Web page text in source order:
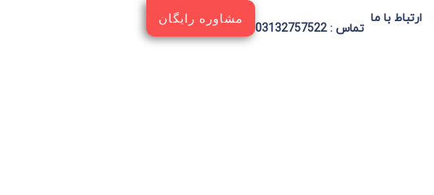
ارتباط با ما
تماس : 03132757522
مشاوره رایگان